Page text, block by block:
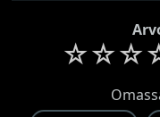
☆☆☆